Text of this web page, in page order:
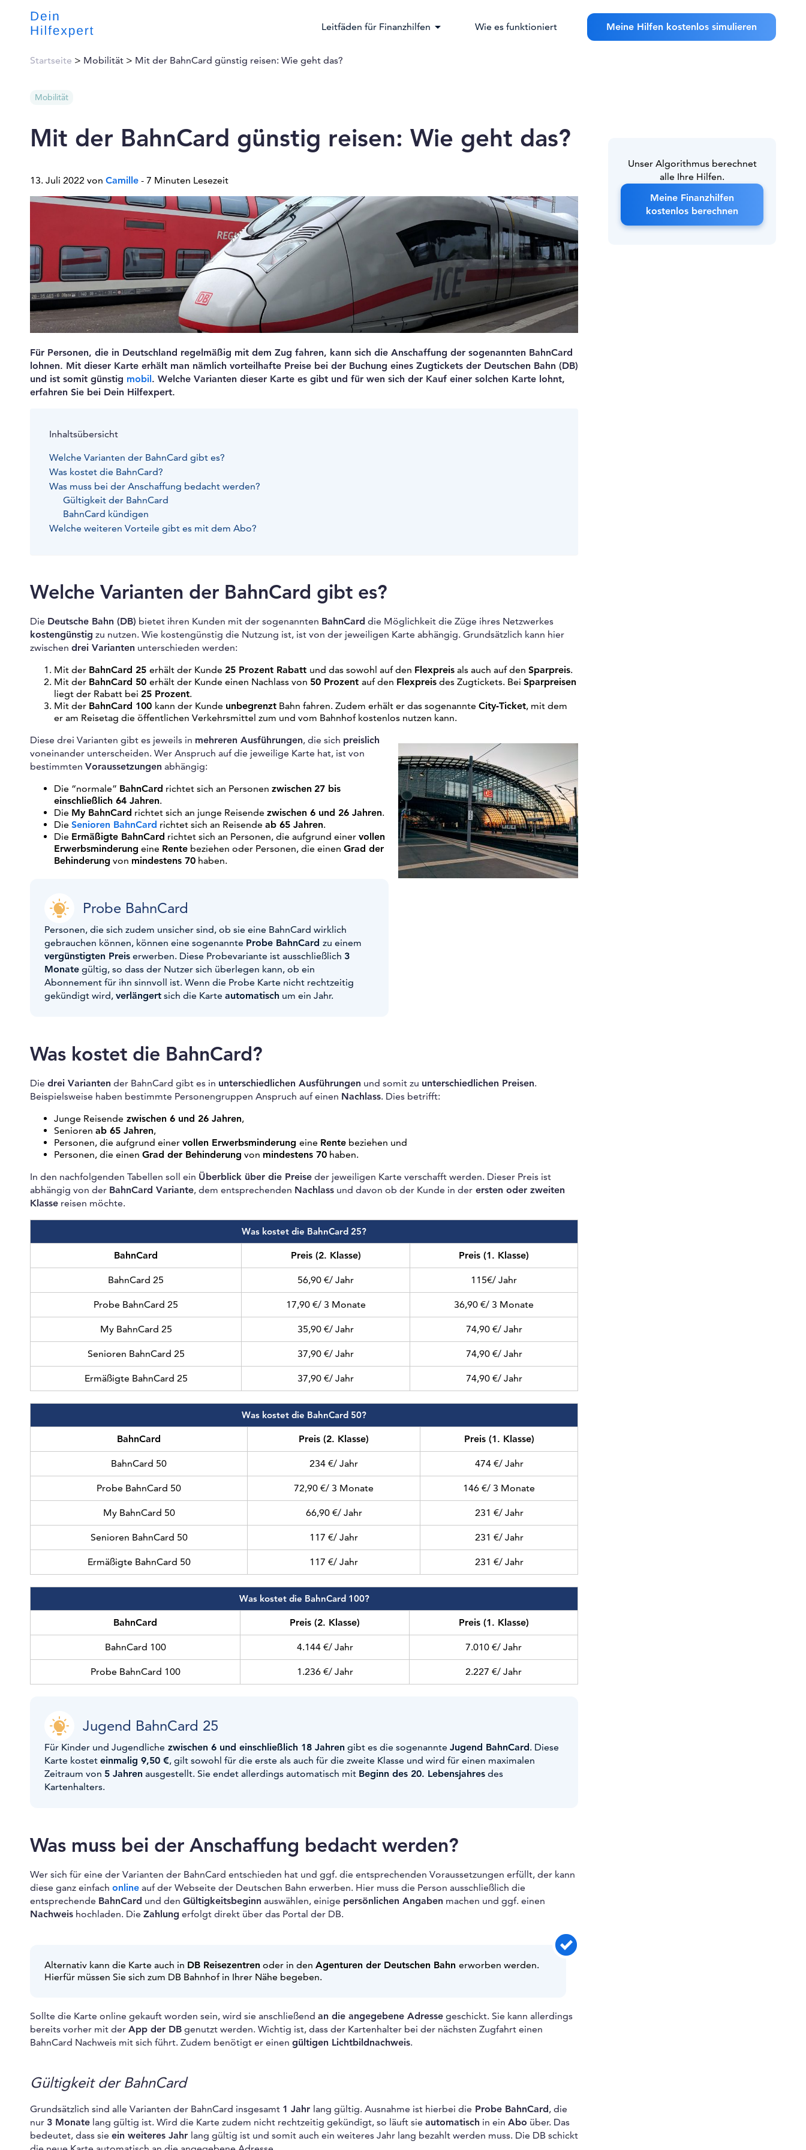
Leitfäden für Finanzhilfen arrow_drop_down Wie es funktioniert Meine Hilfen kostenlos simulieren
Startseite > Mobilität > Mit der BahnCard günstig reisen: Wie geht das?
Mobilität
Mit der BahnCard günstig reisen: Wie geht das?
13. Juli 2022 von Camille - 7 Minuten Lesezeit
Für Personen, die in Deutschland regelmäßig mit dem Zug fahren, kann sich die Anschaffung der sogenannten BahnCard
lohnen. Mit dieser Karte erhält man nämlich vorteilhafte Preise bei der Buchung eines Zugtickets der Deutschen Bahn (DB)
und ist somit günstig mobil. Welche Varianten dieser Karte es gibt und für wen sich der Kauf einer solchen Karte lohnt,
erfahren Sie bei Dein Hilfexpert.
Inhaltsübersicht
Welche Varianten der BahnCard gibt es?
Was kostet die BahnCard?
Was muss bei der Anschaffung bedacht werden?
Gültigkeit der BahnCard
BahnCard kündigen
Welche weiteren Vorteile gibt es mit dem Abo?
Welche Varianten der BahnCard gibt es?
Die Deutsche Bahn (DB) bietet ihren Kunden mit der sogenannten BahnCard die Möglichkeit die Züge ihres Netzwerkes
kostengünstig zu nutzen. Wie kostengünstig die Nutzung ist, ist von der jeweiligen Karte abhängig. Grundsätzlich kann hier
zwischen drei Varianten unterschieden werden:
Mit der BahnCard 25 erhält der Kunde 25 Prozent Rabatt und das sowohl auf den Flexpreis als auch auf den Sparpreis.
Mit der BahnCard 50 erhält der Kunde einen Nachlass von 50 Prozent auf den Flexpreis des Zugtickets. Bei Sparpreisen
liegt der Rabatt bei 25 Prozent.
Mit der BahnCard 100 kann der Kunde unbegrenzt Bahn fahren. Zudem erhält er das sogenannte City-Ticket, mit dem
er am Reisetag die öffentlichen Verkehrsmittel zum und vom Bahnhof kostenlos nutzen kann.
Diese drei Varianten gibt es jeweils in mehreren Ausführungen, die sich preislich
voneinander unterscheiden. Wer Anspruch auf die jeweilige Karte hat, ist von
bestimmten Voraussetzungen abhängig:
Die “normale” BahnCard richtet sich an Personen zwischen 27 bis
einschließlich 64 Jahren.
Die My BahnCard richtet sich an junge Reisende zwischen 6 und 26 Jahren.
Die Senioren BahnCard richtet sich an Reisende ab 65 Jahren.
Die Ermäßigte BahnCard richtet sich an Personen, die aufgrund einer vollen
Erwerbsminderung eine Rente beziehen oder Personen, die einen Grad der
Behinderung von mindestens 70 haben.
Probe BahnCard
Personen, die sich zudem unsicher sind, ob sie eine BahnCard wirklich
gebrauchen können, können eine sogenannte Probe BahnCard zu einem
vergünstigten Preis erwerben. Diese Probevariante ist ausschließlich 3
Monate gültig, so dass der Nutzer sich überlegen kann, ob ein
Abonnement für ihn sinnvoll ist. Wenn die Probe Karte nicht rechtzeitig
gekündigt wird, verlängert sich die Karte automatisch um ein Jahr.
Was kostet die BahnCard?
Die drei Varianten der BahnCard gibt es in unterschiedlichen Ausführungen und somit zu unterschiedlichen Preisen.
Beispielsweise haben bestimmte Personengruppen Anspruch auf einen Nachlass. Dies betrifft:
Junge Reisende zwischen 6 und 26 Jahren,
Senioren ab 65 Jahren,
Personen, die aufgrund einer vollen Erwerbsminderung eine Rente beziehen und
Personen, die einen Grad der Behinderung von mindestens 70 haben.
In den nachfolgenden Tabellen soll ein Überblick über die Preise der jeweiligen Karte verschafft werden. Dieser Preis ist
abhängig von der BahnCard Variante, dem entsprechenden Nachlass und davon ob der Kunde in der ersten oder zweiten
Klasse reisen möchte.
Was kostet die BahnCard 25?
BahnCard Preis (2. Klasse) Preis (1. Klasse)
BahnCard 25 56,90 €/ Jahr 115€/ Jahr
Probe BahnCard 25 17,90 €/ 3 Monate 36,90 €/ 3 Monate
My BahnCard 25 35,90 €/ Jahr 74,90 €/ Jahr
Senioren BahnCard 25 37,90 €/ Jahr 74,90 €/ Jahr
Ermäßigte BahnCard 25 37,90 €/ Jahr 74,90 €/ Jahr
Was kostet die BahnCard 50?
BahnCard Preis (2. Klasse) Preis (1. Klasse)
BahnCard 50 234 €/ Jahr 474 €/ Jahr
Probe BahnCard 50 72,90 €/ 3 Monate 146 €/ 3 Monate
My BahnCard 50 66,90 €/ Jahr 231 €/ Jahr
Senioren BahnCard 50 117 €/ Jahr 231 €/ Jahr
Ermäßigte BahnCard 50 117 €/ Jahr 231 €/ Jahr
Was kostet die BahnCard 100?
BahnCard Preis (2. Klasse) Preis (1. Klasse)
BahnCard 100 4.144 €/ Jahr 7.010 €/ Jahr
Probe BahnCard 100 1.236 €/ Jahr 2.227 €/ Jahr
Jugend BahnCard 25
Für Kinder und Jugendliche zwischen 6 und einschließlich 18 Jahren gibt es die sogenannte Jugend BahnCard. Diese
Karte kostet einmalig 9,50 €, gilt sowohl für die erste als auch für die zweite Klasse und wird für einen maximalen
Zeitraum von 5 Jahren ausgestellt. Sie endet allerdings automatisch mit Beginn des 20. Lebensjahres des
Kartenhalters.
Was muss bei der Anschaffung bedacht werden?
Wer sich für eine der Varianten der BahnCard entschieden hat und ggf. die entsprechenden Voraussetzungen erfüllt, der kann
diese ganz einfach online auf der Webseite der Deutschen Bahn erwerben. Hier muss die Person ausschließlich die
entsprechende BahnCard und den Gültigkeitsbeginn auswählen, einige persönlichen Angaben machen und ggf. einen
Nachweis hochladen. Die Zahlung erfolgt direkt über das Portal der DB.
Alternativ kann die Karte auch in DB Reisezentren oder in den Agenturen der Deutschen Bahn erworben werden.
Hierfür müssen Sie sich zum DB Bahnhof in Ihrer Nähe begeben.
Sollte die Karte online gekauft worden sein, wird sie anschließend an die angegebene Adresse geschickt. Sie kann allerdings
bereits vorher mit der App der DB genutzt werden. Wichtig ist, dass der Kartenhalter bei der nächsten Zugfahrt einen
BahnCard Nachweis mit sich führt. Zudem benötigt er einen gültigen Lichtbildnachweis.
Gültigkeit der BahnCard
Grundsätzlich sind alle Varianten der BahnCard insgesamt 1 Jahr lang gültig. Ausnahme ist hierbei die Probe BahnCard, die
nur 3 Monate lang gültig ist. Wird die Karte zudem nicht rechtzeitig gekündigt, so läuft sie automatisch in ein Abo über. Das
bedeutet, dass sie ein weiteres Jahr lang gültig ist und somit auch ein weiteres Jahr lang bezahlt werden muss. Die DB schickt
Unser Algorithmus berechnet
alle Ihre Hilfen.
Meine Finanzhilfen
kostenlos berechnen